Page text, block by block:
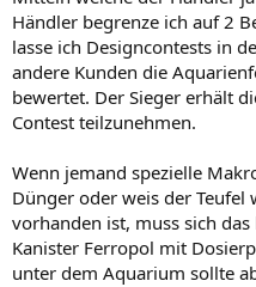
Händler begrenze ich auf 2
lasse ich Designcontests in
andere Kunden die
bewertet. Der Sieger erhält
Contest teilzunehmen.
Wenn jemand spezielle
Dünger oder weis der Teufel
vorhanden ist, muss sich
Kanister Ferropol mit
unter dem Aquarium sollte